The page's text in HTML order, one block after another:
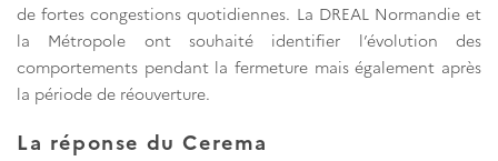
de fortes congestions quotidiennes. La DREAL Normandie et
la Métropole ont souhaité identifier l’évolution des
comportements pendant la fermeture mais également après
la période de réouverture.
La réponse du Cerema